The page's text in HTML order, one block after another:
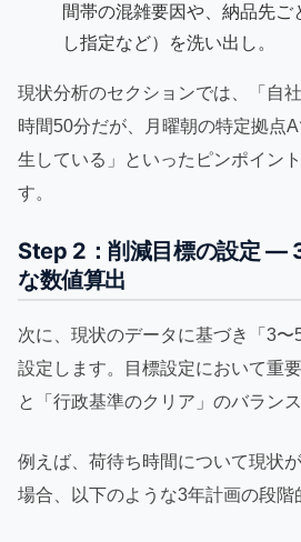
間帯の混雑要因や、納品先ご
し指定など）を洗い出し。
現状分析のセクションでは、「自
時間50分だが、月曜朝の特定拠点
生している」といったピンポイン
す。
Step 2：削減目標の設定 —
な数値算出
次に、現状のデータに基づき「3〜
設定します。目標設定において重
と「行政基準のクリア」のバランス
例えば、荷待ち時間について現状
場合、以下のような3年計画の段階